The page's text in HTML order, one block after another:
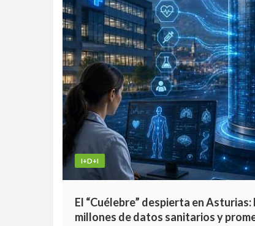
I+D+I
El “Cuélebre” despierta en
millones de datos sanitarios y